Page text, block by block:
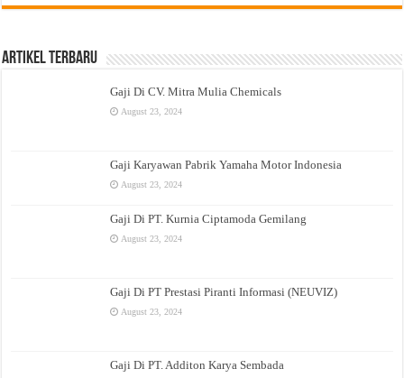
Artikel Terbaru
Gaji Di CV. Mitra Mulia Chemicals
August 23, 2024
Gaji Karyawan Pabrik Yamaha Motor Indonesia
August 23, 2024
Gaji Di PT. Kurnia Ciptamoda Gemilang
August 23, 2024
Gaji Di PT Prestasi Piranti Informasi (NEUVIZ)
August 23, 2024
Gaji Di PT. Additon Karya Sembada